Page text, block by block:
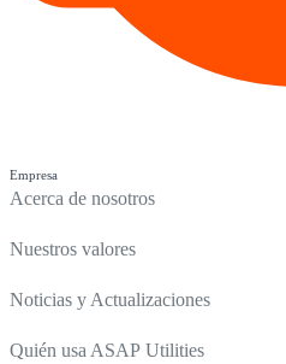
Empresa
Acerca de nosotros
Nuestros valores
Noticias y Actualizaciones
Quién usa ASAP Utilities